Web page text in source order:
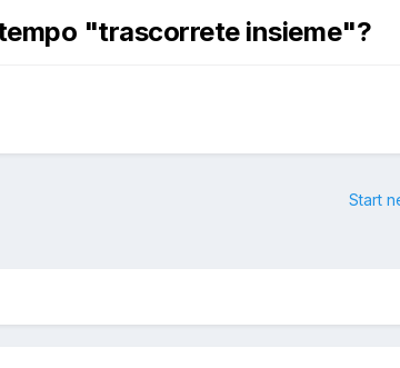
"trascorrete insieme"?
Start